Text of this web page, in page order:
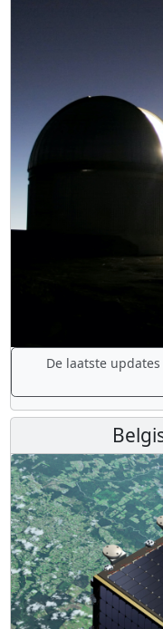
De laatste